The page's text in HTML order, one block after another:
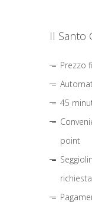
Il Santo
Prezzo
45
point
richiesta